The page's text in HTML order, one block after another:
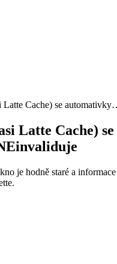
Latte Cache) se
Latte Cache) se
je hodně staré a